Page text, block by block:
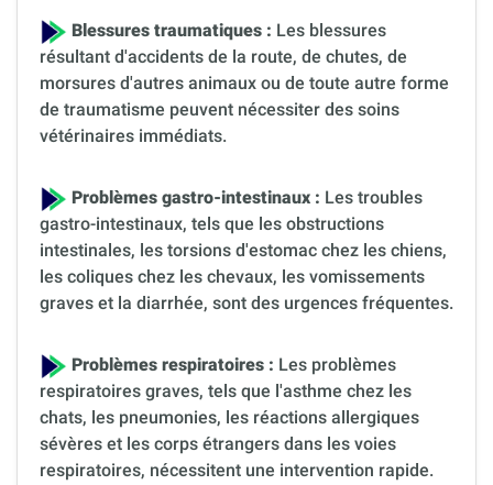
Blessures traumatiques : Les blessures
résultant d'accidents de la route, de chutes, de
morsures d'autres animaux ou de toute autre forme
de traumatisme peuvent nécessiter des soins
vétérinaires immédiats.
Problèmes gastro-intestinaux : Les troubles
gastro-intestinaux, tels que les obstructions
intestinales, les torsions d'estomac chez les chiens,
les coliques chez les chevaux, les vomissements
graves et la diarrhée, sont des urgences fréquentes.
Problèmes respiratoires : Les problèmes
respiratoires graves, tels que l'asthme chez les
chats, les pneumonies, les réactions allergiques
sévères et les corps étrangers dans les voies
respiratoires, nécessitent une intervention rapide.